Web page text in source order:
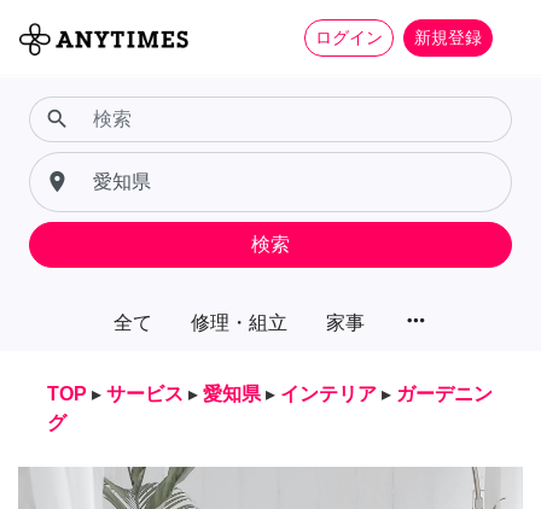
ログイン 新規登録
全て 修理・組立 家事 more_horiz
search
place
検索
TOP ▸ サービス ▸ 愛知県 ▸ インテリア ▸ ガーデニン
グ